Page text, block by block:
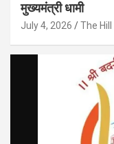
मुख्यमंत्री धामी
July 4, 2026 The